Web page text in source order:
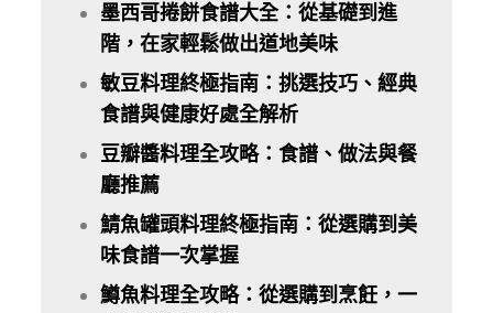
墨西哥捲餅食譜大全：從基礎到進
階，在家輕鬆做出道地美味
敏豆料理終極指南：挑選技巧、經典
食譜與健康好處全解析
豆瓣醬料理全攻略：食譜、做法與餐
廳推薦
鯖魚罐頭料理終極指南：從選購到美
味食譜一次掌握
鱒魚料理全攻略：從選購到烹飪，一